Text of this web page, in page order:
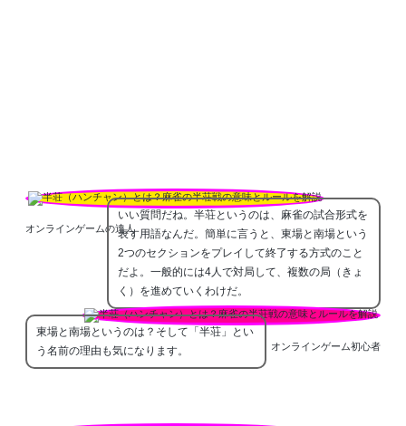
オンラインゲームの達人
いい質問だね。半荘というのは、麻雀の試合形式を
表す用語なんだ。簡単に言うと、東場と南場という
2つのセクションをプレイして終了する方式のこと
だよ。一般的には4人で対局して、複数の局（きょ
く）を進めていくわけだ。
オンラインゲーム初心者
東場と南場というのは？そして「半荘」とい
う名前の理由も気になります。